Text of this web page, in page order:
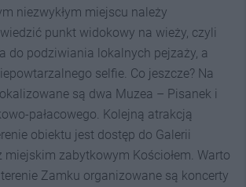
niezwykłym miejscu należy
punkt widokowy na wieży, czyli
do podziwiania lokalnych pejzaży, a
selfie. Co jeszcze? Na
są dwa Muzea – Pisanek i
pałacowego. Kolejną atrakcją
obiektu jest dostęp do Galerii
miejskim zabytkowym Kościołem. Warto
Zamku organizowane są koncerty